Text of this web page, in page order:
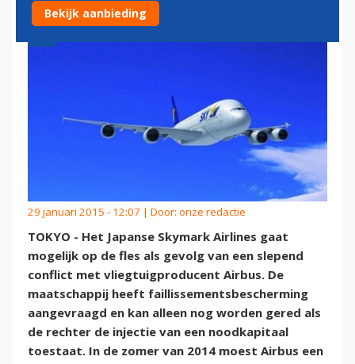
29 januari 2015 - 12:07 | Door: onze redactie
TOKYO - Het Japanse Skymark Airlines gaat
mogelijk op de fles als gevolg van een slepend
conflict met vliegtuigproducent Airbus. De
maatschappij heeft faillissementsbescherming
aangevraagd en kan alleen nog worden gered als
de rechter de injectie van een noodkapitaal
toestaat. In de zomer van 2014 moest Airbus een
Bekijk aanbieding